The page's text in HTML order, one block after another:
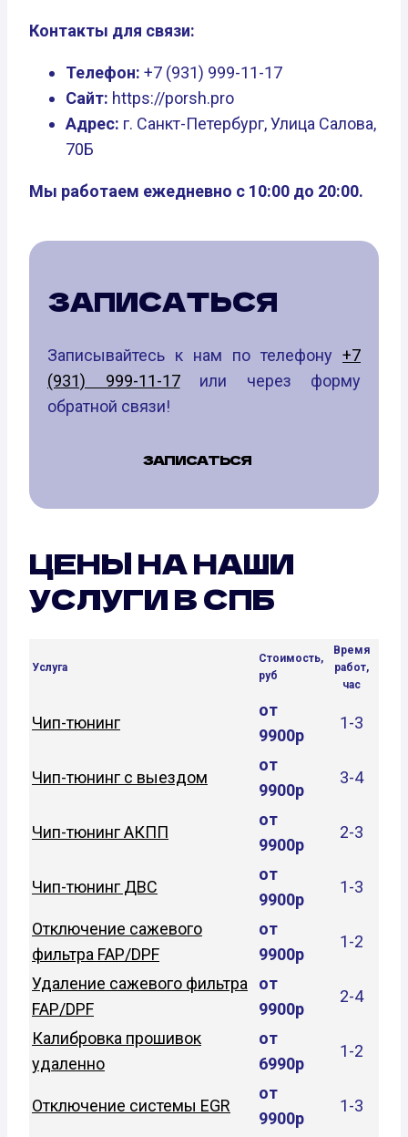
Контакты для связи:
Телефон: +7 (931) 999-11-17
Сайт: https://porsh.pro
Адрес: г. Санкт-Петербург, Улица Салова,
70Б
Мы работаем ежедневно с 10:00 до 20:00.
ЗАПИСАТЬСЯ
Записывайтесь к нам по телефону +7
(931) 999-11-17или через форму
обратной связи!
ЗАПИСАТЬСЯ
ЦЕНЫ НА НАШИ
УСЛУГИ В СПБ
Услуга
Стоимость,
руб
Время
работ,
час
Чип-тюнинг
от
9900р
1-3
Чип-тюнинг с выездом
от
9900р
3-4
Чип-тюнинг АКПП
от
9900р
2-3
Чип-тюнинг ДВС
от
9900р
1-3
Отключение сажевого
фильтра FAP/DPF
от
9900р
1-2
Удаление сажевого фильтра
FAP/DPF
от
9900р
2-4
Калибровка прошивок
удаленно
от
6990р
1-2
Отключение системы EGR
от
9900р
1-3